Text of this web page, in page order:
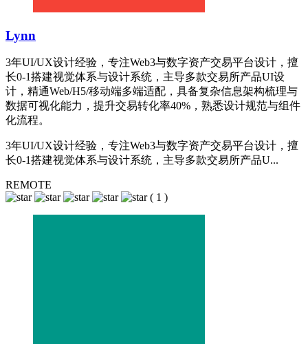
Lynn
3年UI/UX设计经验，专注Web3与数字资产交易平台设计，擅
长0-1搭建视觉体系与设计系统，主导多款交易所产品UI设
计，精通Web/H5/移动端多端适配，具备复杂信息架构梳理与
数据可视化能力，提升交易转化率40%，熟悉设计规范与组件
化流程。
3年UI/UX设计经验，专注Web3与数字资产交易平台设计，擅
长0-1搭建视觉体系与设计系统，主导多款交易所产品U...
REMOTE
( 1 )